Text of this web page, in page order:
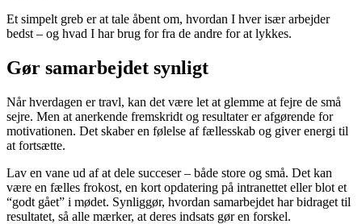
Et simpelt greb er at tale åbent om, hvordan I hver især arbejder
bedst – og hvad I har brug for fra de andre for at lykkes.
Gør samarbejdet synligt
Når hverdagen er travl, kan det være let at glemme at fejre de små
sejre. Men at anerkende fremskridt og resultater er afgørende for
motivationen. Det skaber en følelse af fællesskab og giver energi til
at fortsætte.
Lav en vane ud af at dele succeser – både store og små. Det kan
være en fælles frokost, en kort opdatering på intranettet eller blot et
“godt gået” i mødet. Synliggør, hvordan samarbejdet har bidraget til
resultatet, så alle mærker, at deres indsats gør en forskel.